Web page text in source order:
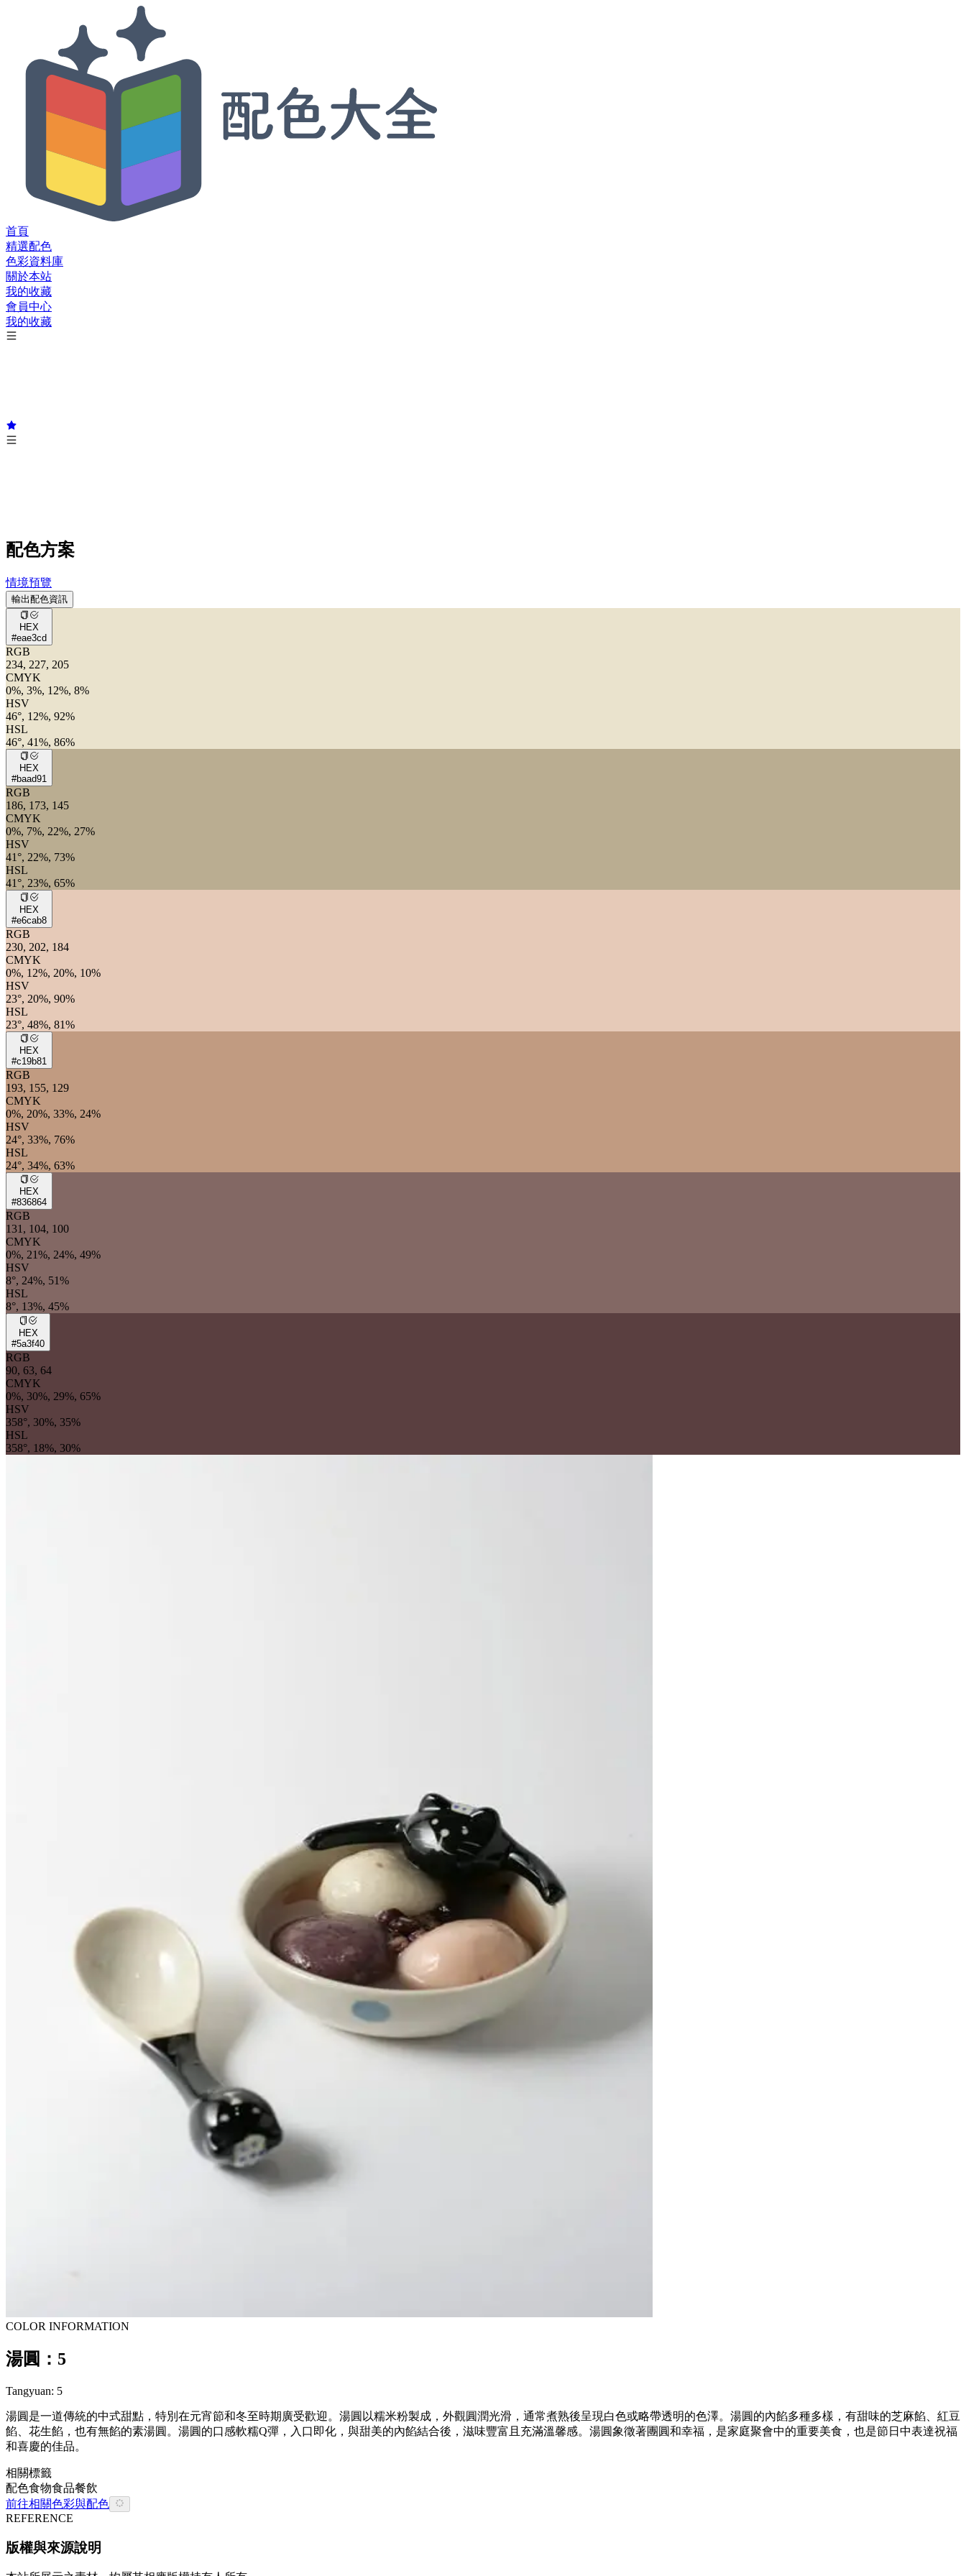
首頁
精選配色
色彩資料庫
關於本站
我的收藏
會員中心
我的收藏
配色方案
情境預覽
輸出配色資訊
HEX
#eae3cd
RGB
234, 227, 205
CMYK
0%, 3%, 12%, 8%
HSV
46°, 12%, 92%
HSL
46°, 41%, 86%
HEX
#baad91
RGB
186, 173, 145
CMYK
0%, 7%, 22%, 27%
HSV
41°, 22%, 73%
HSL
41°, 23%, 65%
HEX
#e6cab8
RGB
230, 202, 184
CMYK
0%, 12%, 20%, 10%
HSV
23°, 20%, 90%
HSL
23°, 48%, 81%
HEX
#c19b81
RGB
193, 155, 129
CMYK
0%, 20%, 33%, 24%
HSV
24°, 33%, 76%
HSL
24°, 34%, 63%
HEX
#836864
RGB
131, 104, 100
CMYK
0%, 21%, 24%, 49%
HSV
8°, 24%, 51%
HSL
8°, 13%, 45%
HEX
#5a3f40
RGB
90, 63, 64
CMYK
0%, 30%, 29%, 65%
HSV
358°, 30%, 35%
HSL
358°, 18%, 30%
COLOR INFORMATION
湯圓：5
Tangyuan: 5
湯圓是一道傳統的中式甜點，特別在元宵節和冬至時期廣受歡迎。湯圓以糯米粉製成，外觀圓潤光滑，通常煮熟後呈現白色或略帶透明的色澤。湯圓的內餡多種多樣，有甜味的芝麻餡、紅豆
餡、花生餡，也有無餡的素湯圓。湯圓的口感軟糯Q彈，入口即化，與甜美的內餡結合後，滋味豐富且充滿溫馨感。湯圓象徵著團圓和幸福，是家庭聚會中的重要美食，也是節日中表達祝福
和喜慶的佳品。
相關標籤
配色食物食品餐飲
前往相關色彩與配色
REFERENCE
版權與來源說明